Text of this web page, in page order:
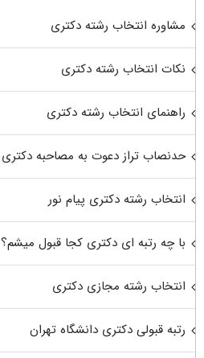
مشاوره انتخاب رشته دکتری
نکات انتخاب رشته دکتری
راهنمای انتخاب رشته دکتری
حدنصاب تراز دعوت به مصاحبه دکتری
انتخاب رشته دکتری پیام نور
با چه رتبه ای دکتری کجا قبول میشم؟
انتخاب رشته مجازی دکتری
رتبه قبولی دکتری دانشگاه تهران